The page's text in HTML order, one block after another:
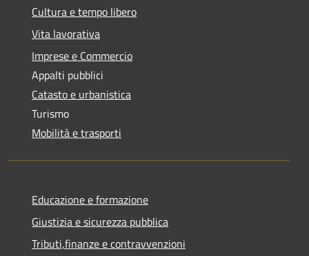
Cultura e tempo libero
Vita lavorativa
Imprese e Commercio
Appalti pubblici
Catasto e urbanistica
Turismo
Mobilità e trasporti
Educazione e formazione
Giustizia e sicurezza pubblica
Tributi,finanze e contravvenzioni